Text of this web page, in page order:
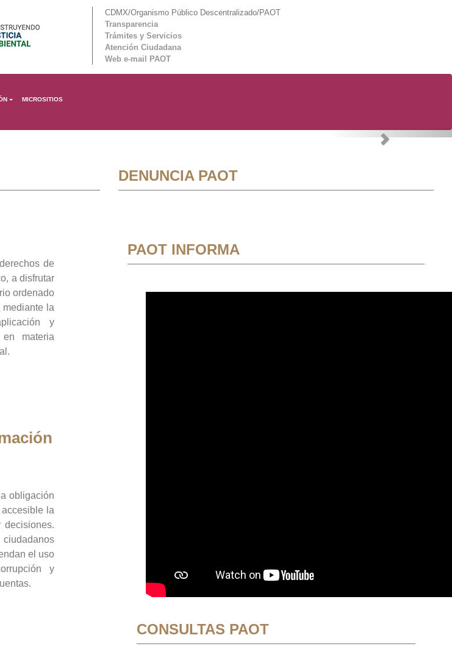
CDMX/Organismo Público Descentralizado/PAOT
Transparencia
Trámites y Servicios
Atención Ciudadana
Web e-mail PAOT
MICROSITIOS
Next
de
a disfrutar
ordenado
mediante la
y
materia
obligación
la
decisiones.
el uso
y
DENUNCIA PAOT
PAOT INFORMA
CONSULTAS PAOT